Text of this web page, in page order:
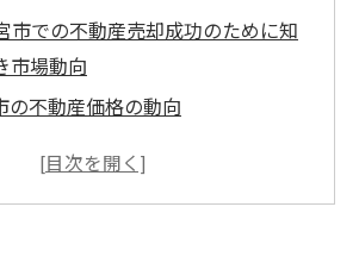
市での不動産売却成功のために知
市場動向
の不動産価格の動向
場動向と今後の予測